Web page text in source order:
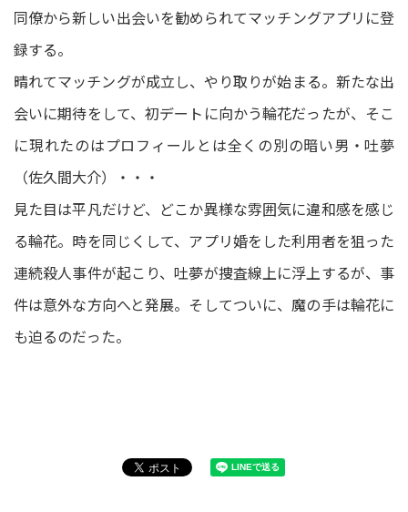
同僚から新しい出会いを勧められてマッチングアプリに登
録する。
晴れてマッチングが成立し、やり取りが始まる。新たな出
会いに期待をして、初デートに向かう輪花だったが、そこ
に現れたのはプロフィールとは全くの別の暗い男・吐夢
（佐久間大介）・・・
見た目は平凡だけど、どこか異様な雰囲気に違和感を感じ
る輪花。時を同じくして、アプリ婚をした利用者を狙った
連続殺人事件が起こり、吐夢が捜査線上に浮上するが、事
件は意外な方向へと発展。そしてついに、魔の手は輪花に
も迫るのだった。